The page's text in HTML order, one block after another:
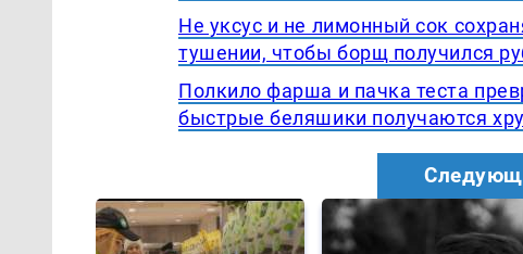
Не уксус и не лимонный сок
тушении, чтобы борщ получился
Полкило фарша и пачка теста
быстрые беляшики получаются